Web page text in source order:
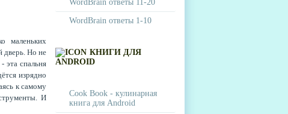
маленьких
дверь. Но не
эта спальня
изрядно
к самому
И
WordBrain ответы 11-20
WordBrain ответы 1-10
КНИГИ ДЛЯ
ANDROID
Cook Book - кулинарная
книга для Android